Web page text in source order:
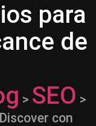
para
de
> SEO >
con